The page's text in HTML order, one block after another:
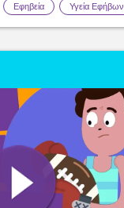
Εφηβεία Υγεία Εφήβων